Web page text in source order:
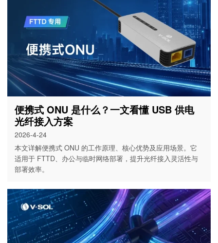
便携式 ONU 是什么？一文看懂 USB 供电
光纤接入方案
2026-4-24
本文详解便携式 ONU 的工作原理、核心优势及应用场景。它
适用于 FTTD、办公与临时网络部署，提升光纤接入灵活性与
部署效率。